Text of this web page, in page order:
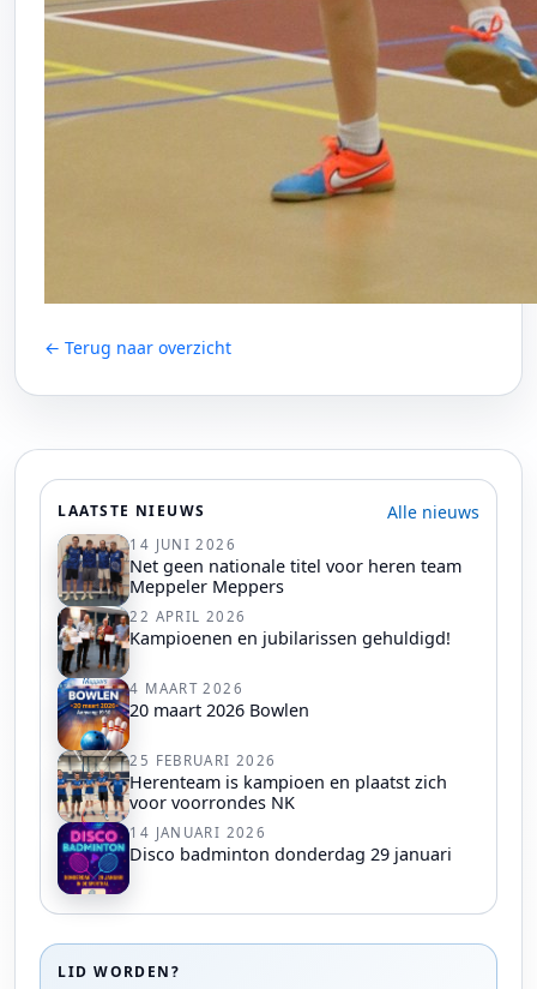
← Terug naar overzicht
LAATSTE NIEUWS Alle nieuws
14 JUNI 2026
Net geen nationale titel voor heren team
Meppeler Meppers
22 APRIL 2026
Kampioenen en jubilarissen gehuldigd!
4 MAART 2026
20 maart 2026 Bowlen
25 FEBRUARI 2026
Herenteam is kampioen en plaatst zich
voor voorrondes NK
14 JANUARI 2026
Disco badminton donderdag 29 januari
LID WORDEN?